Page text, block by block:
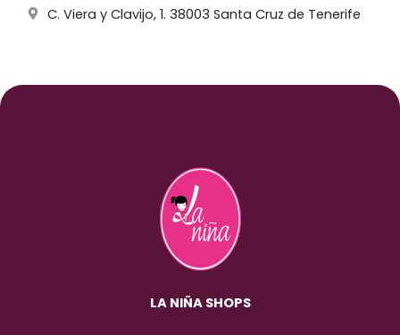
C. Viera y Clavijo, 1. 38003 Santa Cruz de Tenerife
LA NIÑA SHOPS